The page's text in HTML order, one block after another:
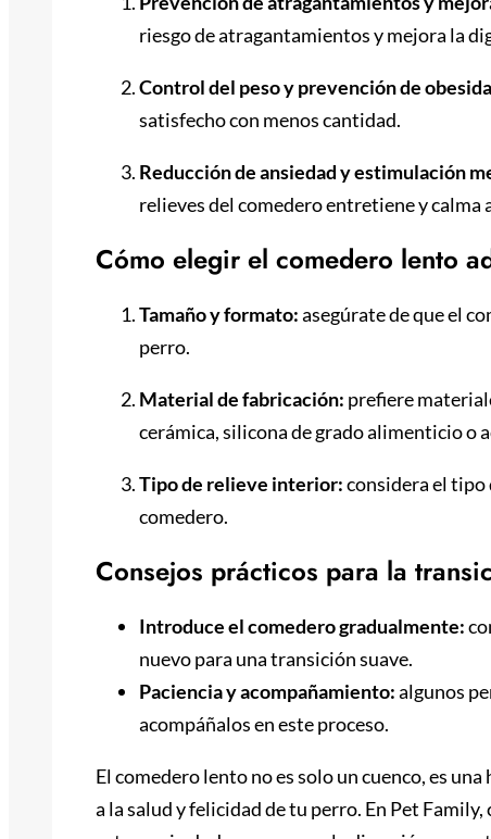
riesgo de atragantamientos y mejora la
Control del peso y prevención de
satisfecho con menos cantidad.
Reducción de ansiedad y estimulación
relieves del comedero entretiene y calma
Cómo elegir el comedero lento
Tamaño y formato:asegúrate de que el
perro.
Material de fabricación: prefiere
cerámica, silicona de grado alimenticio o
Tipo de relieve interior:considera el tipo
comedero.
Consejos prácticos para la
Introduce el comedero gradualmente:
nuevo para una transición suave.
Paciencia y acompañamiento:algunos
acompáñalos en este proceso.
El comedero lento no es solo un cuenco, es
a la salud y felicidad de tu perro. En Pet